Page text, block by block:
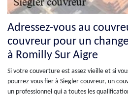
Adressez-vous au
couvreur pour un
à Romilly Sur Aigre
Si votre couverture est assez vieille et si
pourrez vous fier à Siegler couvreur, un
un professionnel qui a toutes les